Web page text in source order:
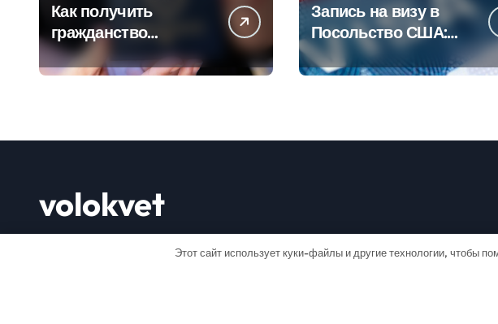
Как получить
гражданство
Аргентины: Полное
руководство
Запись на визу в
Посольство США:
Пошаговое
руководство
volokvet
Этот сайт использует куки-файлы и другие технологии, чтобы